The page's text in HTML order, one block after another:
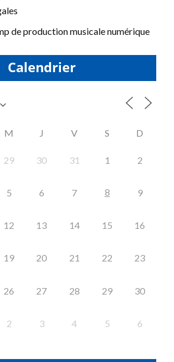
de production musicale numérique
Calendrier
M J V S D
29 30 31 1 2
5 6 7 8 9
12 13 14 15 16
19 20 21 22 23
26 27 28 29 30
2 3 4 5 6